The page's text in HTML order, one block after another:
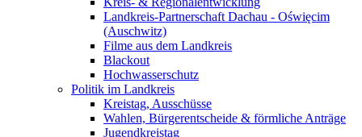
Landkreis-Partnerschaft Dachau - Oświęcim
(Auschwitz)
Filme aus dem Landkreis
Blackout
Hochwasserschutz
Politik im Landkreis
Kreistag, Ausschüsse
Wahlen, Bürgerentscheide & förmliche Anträge
Jugendkreistag